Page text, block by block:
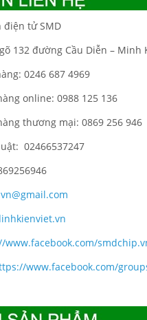
điện tử SMD
132 đường Cầu Diễn – Minh
0246 687 4969
online: 0988 125 136
thương mại: 0869 256 946
02466537247
www.facebook.com/
www.facebook.com/